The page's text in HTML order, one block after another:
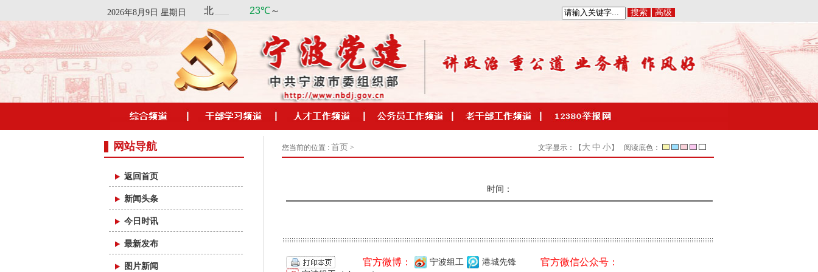
2026年8月9日 星期日 搜索 高级
网站导航
返回首页
新闻头条
今日时讯
最新发布
图片新闻
文字显示：【 大 中 小】 阅读底色：
您当前的位置 : 首页 >
时间：
官方微博： 宁波组工 港城先锋 官方微信公众号：